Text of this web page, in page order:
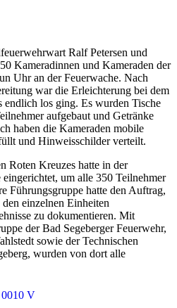
Ralf Petersen und
Kameradinnen und Kameraden der
Uhr an der Feuerwache. Nach
war die Erleichterung bei dem
endlich los ging. Es wurden Tische
aufgebaut und Getränke
haben die Kameraden mobile
und Hinweisschilder verteilt.
Roten Kreuzes hatte in der
um alle 350 Teilnehmer
Führungsgruppe hatte den Auftrag,
einzelnen Einheiten
zu dokumentieren. Mit
der Bad Segeberger Feuerwehr,
sowie der Technischen
wurden von dort alle